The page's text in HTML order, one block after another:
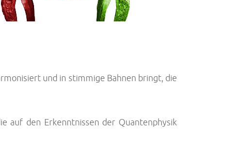
und in stimmige Bahnen bringt, die
auf den Erkenntnissen der Quantenphysik